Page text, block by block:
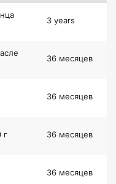
3 years
36 месяцев
36 месяцев
г 36 месяцев
36 месяцев